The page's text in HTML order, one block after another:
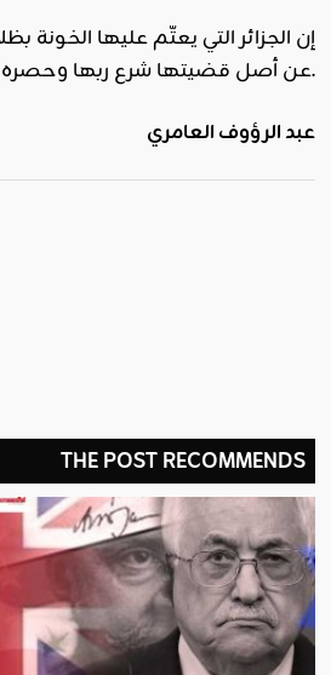
إن الجزائر التي يعتّم عليها الخونة
عن أصل قضيتها شرع ربها وحصره في وجود رئيس بقي أو زال.
عبد الرؤوف العامري
THE POST RECOMMENDS
تونس في
قلب
معركة
النفوذ
الصامت
ahmed
- juillet 23,
2026
بوصلة …
لا سلاحا
يشهر في
غير الإتجاه
ahmed
- août 3, 2026
0
ستطل القضاي